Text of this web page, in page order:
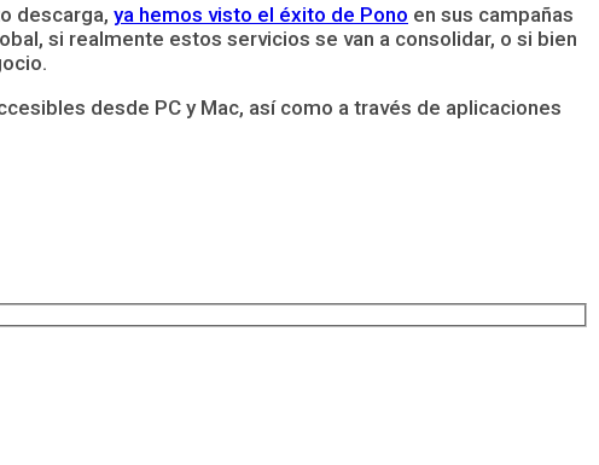
descarga, ya hemos visto el éxito de Pono en sus campañas
si realmente estos servicios se van a consolidar, o si bien
desde PC y Mac, así como a través de aplicaciones